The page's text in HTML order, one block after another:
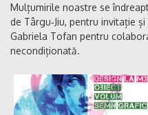
Mulțumirile noastre se
de Târgu‑Jiu, pentru invitație
Gabriela Tofan pentru
necondiționată.